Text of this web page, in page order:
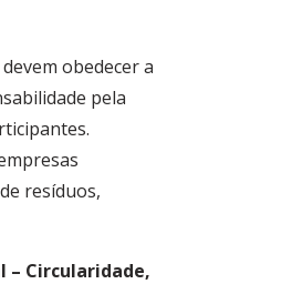
obedecer a
pela
resíduos,
– Circularidade,